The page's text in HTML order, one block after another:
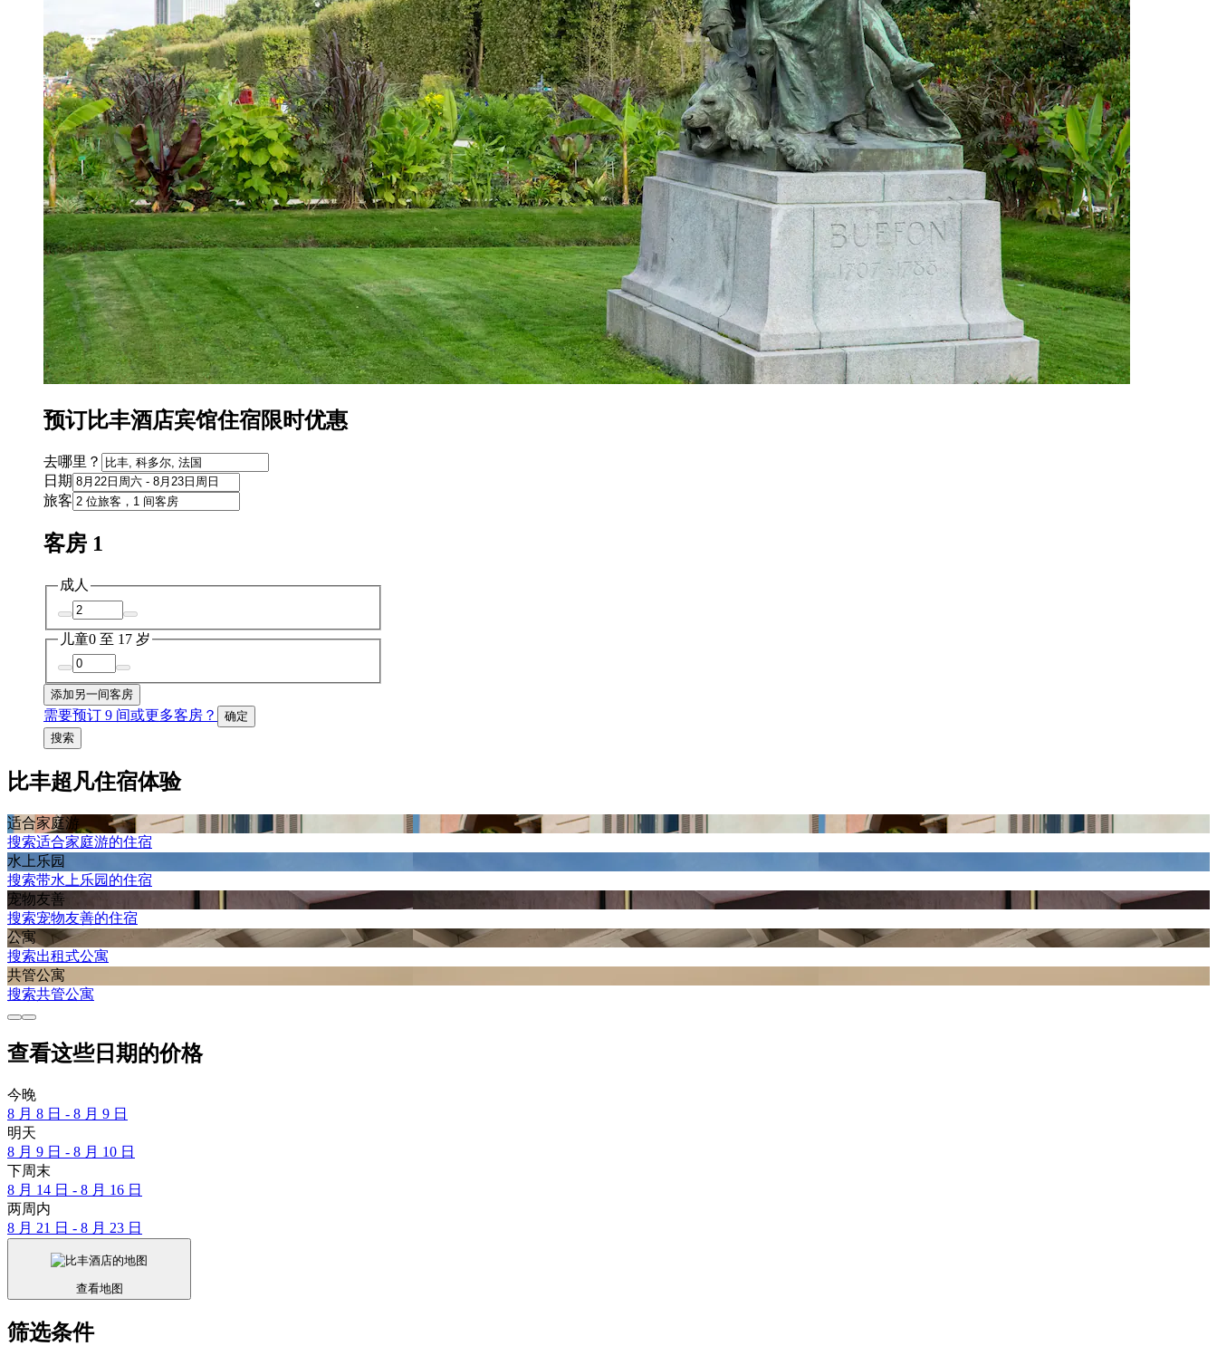
预订比丰酒店宾馆住宿限时优惠
去哪里？
日期
旅客
客房 1
成人
儿童0 至 17 岁
添加另一间客房
需要预订 9 间或更多客房？
确定
搜索
比丰超凡住宿体验
适合家庭游
搜索适合家庭游的住宿
水上乐园
搜索带水上乐园的住宿
宠物友善
搜索宠物友善的住宿
公寓
搜索出租式公寓
共管公寓
搜索共管公寓
查看这些日期的价格
今晚
8 月 8 日 - 8 月 9 日
明天
8 月 9 日 - 8 月 10 日
下周末
8 月 14 日 - 8 月 16 日
两周内
8 月 21 日 - 8 月 23 日
查看地图
筛选条件